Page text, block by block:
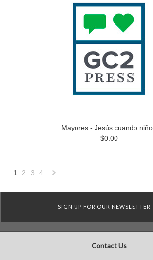
Mayores - Jesús cuando niño
$0.00
1 2 3 4
SIGN UP FOR OUR NEWSLETTER
Contact Us